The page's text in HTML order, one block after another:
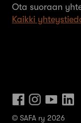
Ota suoraan
Kaikki
© SAFA ry 2026